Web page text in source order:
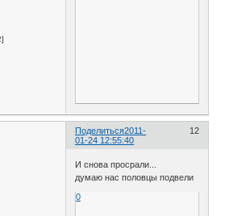
Поделиться 12
2011-
01-24 12:55:40
И снова просрали...
думаю нас половцы подвели
0